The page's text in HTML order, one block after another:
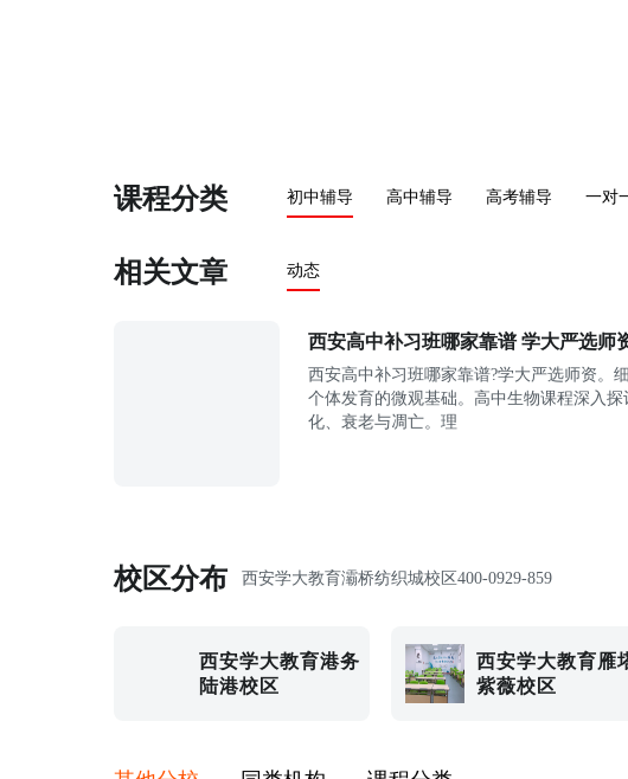
课程分类 初中辅导 高中辅导 高考辅导 一对
相关文章 动态
西安高中补习班哪家靠谱 学大严选师
西安高中补习班哪家靠谱?学大严选师资。
个体发育的微观基础。高中生物课程深入
化、衰老与凋亡。理
校区分布 西安学大教育灞桥纺织城校区400-0929-859
西安学大教育港务
陆港校区
西安学大教育雁
紫薇校区